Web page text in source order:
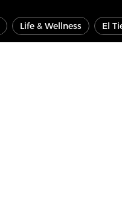
Life & Wellness El